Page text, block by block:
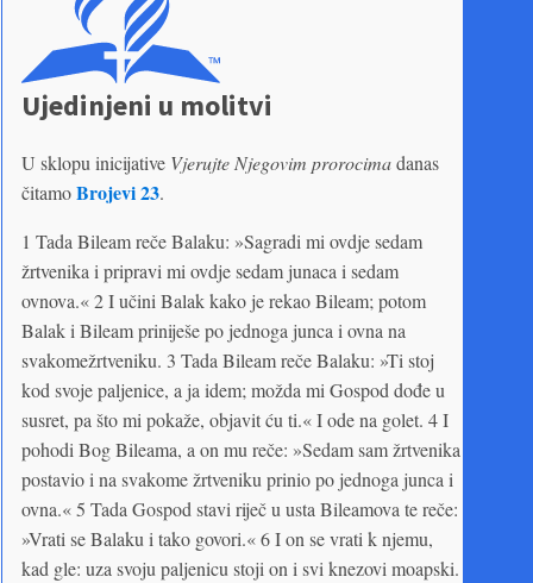
Ujedinjeni u molitvi
U sklopu inicijative Vjerujte Njegovim prorocimadanas
čitamoBrojevi 23.
1 Tada Bileam reče Balaku: »Sagradi mi ovdje sedam
žrtvenika i pripravi mi ovdje sedam junaca i sedam
ovnova.« 2 I učini Balak kako je rekao Bileam; potom
Balak i Bileam priniješe po jednoga junca i ovna na
svakomežrtveniku. 3 Tada Bileam reče Balaku: »Ti stoj
kod svoje paljenice, a ja idem; možda mi Gospod dođe u
susret, pa što mi pokaže, objavit ću ti.« I ode na golet. 4 I
pohodi Bog Bileama, a on mu reče: »Sedam sam žrtvenika
postavio i na svakome žrtveniku prinio po jednoga junca i
ovna.« 5 Tada Gospod stavi riječ u usta Bileamova te reče:
»Vrati se Balaku i tako govori.« 6 I on se vrati k njemu,
kad gle: uza svoju paljenicu stoji on i svi knezovi moapski.